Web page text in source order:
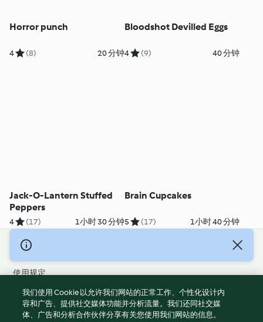
Horror punch
4 (8) 20 分钟
Bloodshot Devilled Eggs
4 (9) 40 分钟
Jack-O-Lantern Stuffed
Peppers
4 (17) 1小时 30 分钟
Brain Cupcakes
5 (17) 1小时 40 分钟
© 版权 2026
使用规定
隐私政策
免责声明
版本说明
我们使用 Cookie 以允许我们网站的正常工作、个性化设计内
容和广告、提供社交媒体功能并分析流量。我们还同社交媒
体、广告和分析合作伙伴分享有关您使用我们网站的信息。